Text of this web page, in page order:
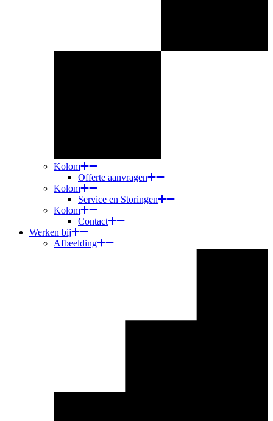
Kolom
Offerte aanvragen
Kolom
Service en Storingen
Kolom
Contact
Werken bij
Afbeelding